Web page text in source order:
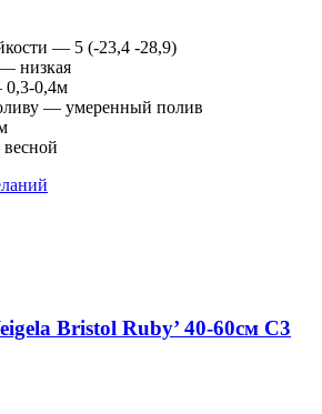
— 5 (-23,4 -28,9)
низкая
0,4м
— умеренный полив
Bristol Ruby’ 40-60см С3